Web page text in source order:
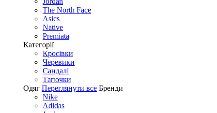
The North Face
Asics
Native
Premiata
Категорії
Кросівки
Черевики
Сандалі
Tапочки
Одяг Переглянути все Бренди
Nike
Adidas